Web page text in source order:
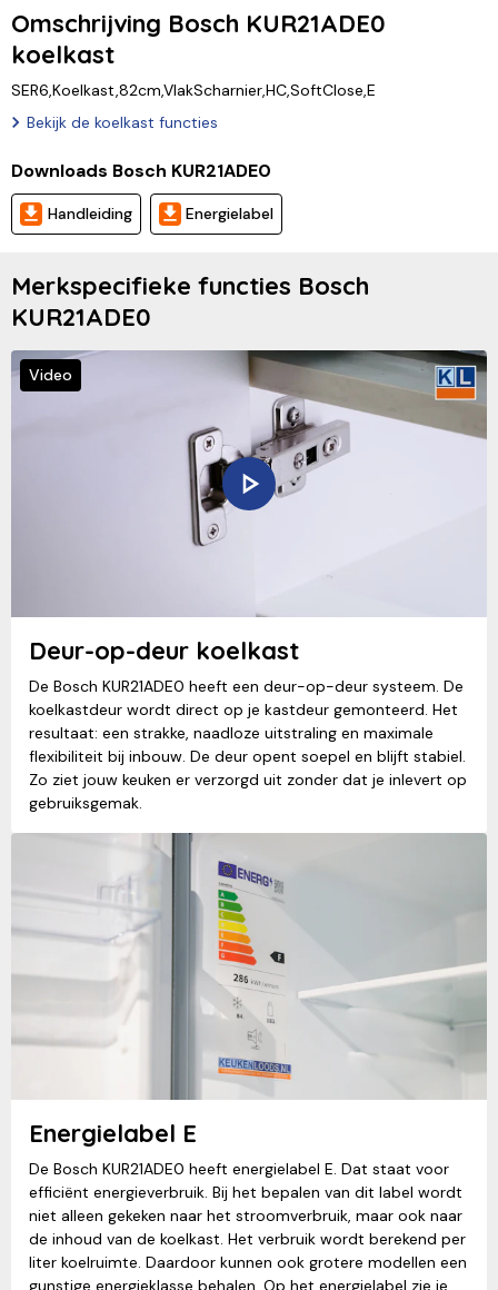
Omschrijving Bosch KUR21ADE0
koelkast
SER6,Koelkast,82cm,VlakScharnier,HC,SoftClose,E
Bekijk de koelkast functies
Downloads Bosch KUR21ADE0
Handleiding Energielabel
Merkspecifieke functies Bosch
KUR21ADE0
Video
Deur-op-deur koelkast
De Bosch KUR21ADE0 heeft een deur-op-deur systeem. De
koelkastdeur wordt direct op je kastdeur gemonteerd. Het
resultaat: een strakke, naadloze uitstraling en maximale
flexibiliteit bij inbouw. De deur opent soepel en blijft stabiel.
Zo ziet jouw keuken er verzorgd uit zonder dat je inlevert op
gebruiksgemak.
Energielabel E
De Bosch KUR21ADE0 heeft energielabel E. Dat staat voor
efficiënt energieverbruik. Bij het bepalen van dit label wordt
niet alleen gekeken naar het stroomverbruik, maar ook naar
de inhoud van de koelkast. Het verbruik wordt berekend per
liter koelruimte. Daardoor kunnen ook grotere modellen een
gunstige energieklasse behalen. Op het energielabel zie je